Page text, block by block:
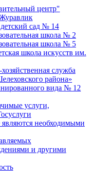
центр"
сад № 14
школа № 2
школа № 5
школа искусств им.
служба
района»
вида № 12
услуги,
являются необходимыми
и другими